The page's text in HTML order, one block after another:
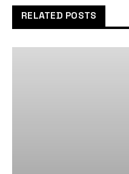
RELATED POSTS